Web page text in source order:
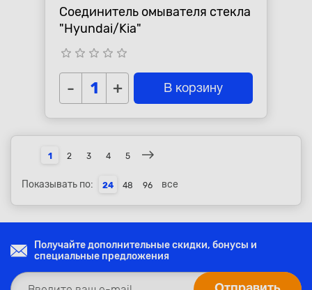
Соединитель омывателя стекла
"Hyundai/Kia"
star_border star_border star_border star_border star_border
- + В корзину
1 2 3 4 5
Показывать по: 24 48 96 все
Получайте дополнительные скидки, бонусы и
специальные предложения